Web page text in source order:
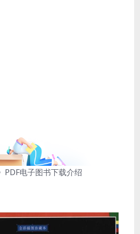
PDF电子图书下载介绍